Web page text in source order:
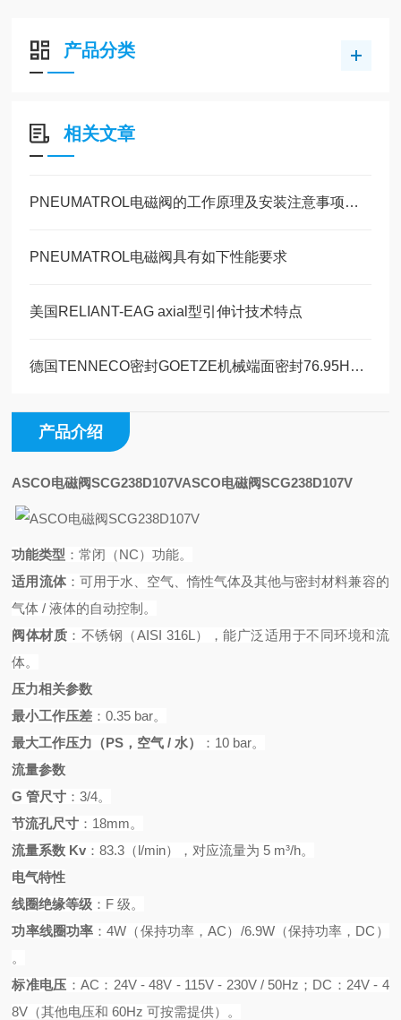
产品分类
相关文章
PNEUMATROL电磁阀的工作原理及安装注意事项介绍
PNEUMATROL电磁阀具有如下性能要求
美国RELIANT-EAG axial型引伸计技术特点
德国TENNECO密封GOETZE机械端面密封76.95H型技术特点
产品介绍
ASCO电磁阀SCG238D107VASCO电磁阀SCG238D107V
功能类型 ：常闭（NC）功能。
适用流体：可用于水、空气、惰性气体及其他与密封材料兼容的
气体 / 液体的自动控制。
阀体材质 ：不锈钢（AISI 316L），能广泛适用于不同环境和流
体。
压力相关参数
最小工作压差 ：0.35 bar。
最大工作压力（PS，空气 / 水） ： 10 bar。
流量参数
G 管尺寸 ：3/4。
节流孔尺寸 ： 18mm。
流量系数 Kv ：83.3（l/min），对应流量为 5 m³/h。
电气特性
线圈绝缘等级 ： F 级。
功率线圈功率 ：4W（保持功率，AC）/6.9W（保持功率，DC）
。
标准电压 ：AC：24V - 48V - 115V - 230V / 50Hz；DC：24V - 4
8V（其他电压和 60Hz 可按需提供）。